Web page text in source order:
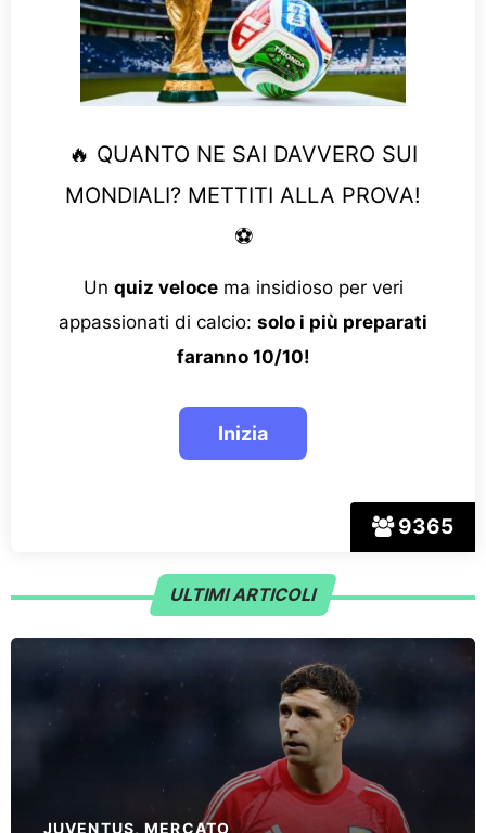
9365
🔥 QUANTO NE SAI DAVVERO SUI
MONDIALI? METTITI ALLA PROVA!
⚽
Un quiz velocema insidioso per veri
appassionati di calcio: solo i più preparati
faranno 10/10!
ULTIMI ARTICOLI
JUVENTUS,MERCATO